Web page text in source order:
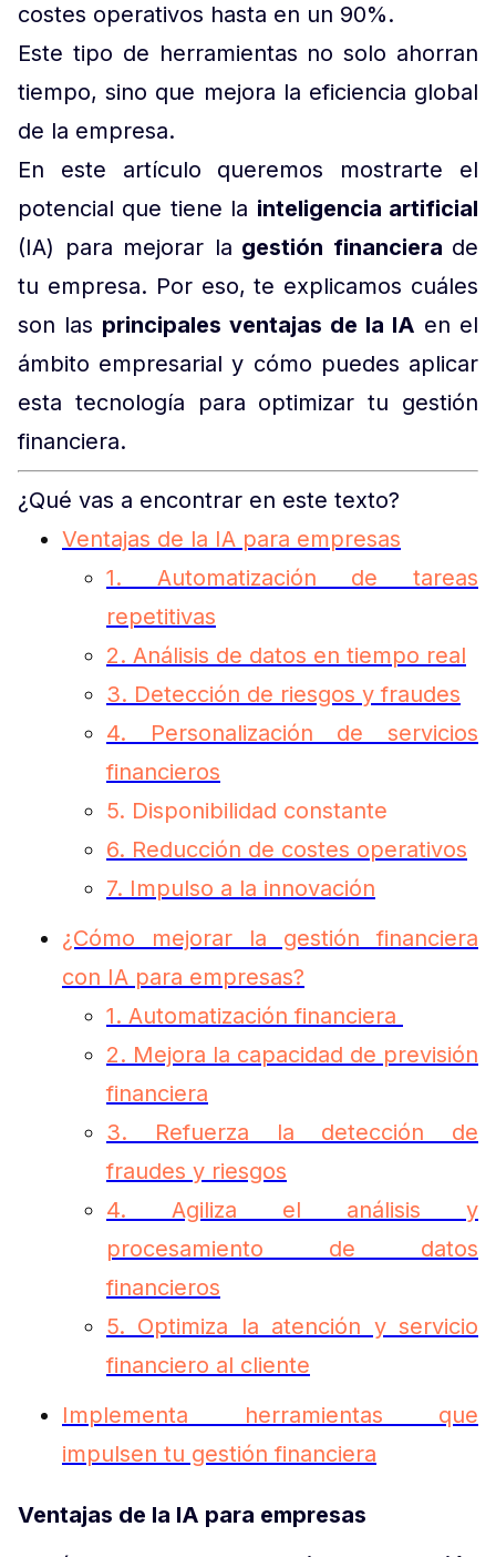
costes operativos hasta en un 90%.
Este tipo de herramientas no solo ahorran
tiempo, sino que mejora la eficiencia global
de la empresa.
En este artículo queremos mostrarte el
potencial que tiene la inteligencia artificial
(IA) para mejorar la gestión financiera de
tu empresa. Por eso, te explicamos cuáles
son las principales ventajas de la IA en el
ámbito empresarial y cómo puedes aplicar
esta tecnología para optimizar tu gestión
financiera.
¿Qué vas a encontrar en este texto?
Ventajas de la IA para empresas
1. Automatización de tareas
repetitivas
2. Análisis de datos en tiempo real
3. Detección de riesgos y fraudes
4. Personalización de servicios
financieros
5. Disponibilidad constante
6. Reducción de costes operativos
7. Impulso a la innovación
¿Cómo mejorar la gestión financiera
con IA para empresas?
1. Automatización financiera
2. Mejora la capacidad de previsión
financiera
3. Refuerza la detección de
fraudes y riesgos
4. Agiliza el análisis y
procesamiento de datos
financieros
5. Optimiza la atención y servicio
financiero al cliente
Implementa herramientas que
impulsen tu gestión financiera
Ventajas de la IA para empresas